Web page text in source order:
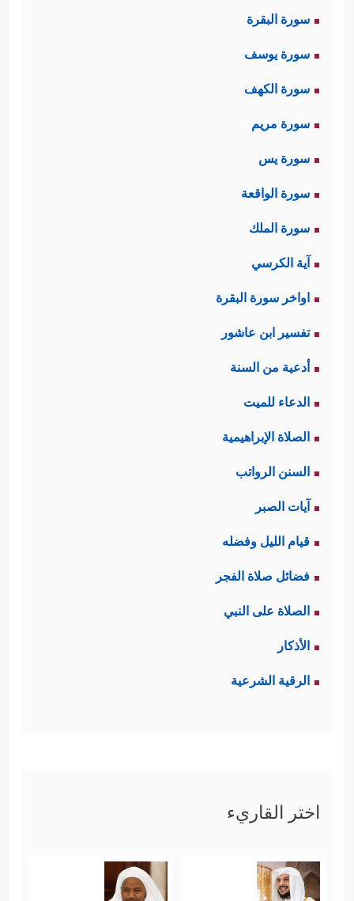
سورة البقرة
سورة يوسف
سورة الكهف
سورة مريم
سورة يس
سورة الواقعة
سورة الملك
آية الكرسي
اواخر سورة البقرة
تفسير ابن عاشور
أدعية من السنة
الدعاء للميت
الصلاة الإبراهيمية
السنن الرواتب
آيات الصبر
قيام الليل وفضله
فضائل صلاة الفجر
الصلاة على النبي
الأذكار
الرقية الشرعية
اختر القاريء